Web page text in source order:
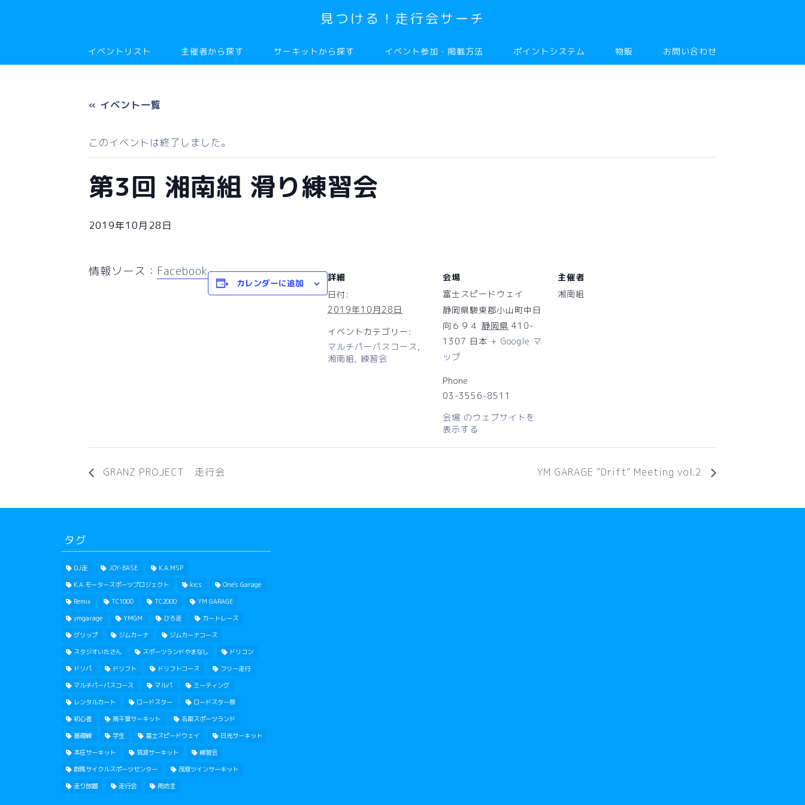
見つける！走行会サーチ
イベントリスト 主催者から探す サーキットから探す イベント参加・掲載方法 ポイントシステム 物販 お問い合わせ
« イベント一覧
このイベントは終了しました。
第3回 湘南組 滑り練習会
2019年10月28日
情報ソース： Facebook
カレンダーに追加
詳細
日付:
2019年10月28日
イベントカテゴリー:
マルチパーパスコース,
湘南組, 練習会
会場
富士スピードウェイ
静岡県駿東郡小山町中日
向６９４ 静岡県 410-
1307 日本 + Google マ
ップ
Phone
03-3556-8511
会場 のウェブサイトを
表示する
主催者
湘南組
GRANZ PROJECT 走行会 YM GARAGE “Drift” Meeting vol.2
タグ
DJ走 JOY-BASE
K.A.MSP
K.A.モータースポーツプロジェクト
kics
One's Garage
Remix
TC1000 TC2000
YM GARAGE
ymgarage
YMGM ひろ走
カートレース
グリップ
ジムカーナ
ジムカーナコース
スタジオいたさん
スポーツランドやまなし
ドリコン
ドリパ
ドリフト ドリフトコース
フリー走行
マルチパーパスコース
マルパ
ミーティング
レンタルカート
ロードスター
ロードスター祭
初心者
南千葉サーキット
名阪スポーツランド
基礎練
学生 富士スピードウェイ
日光サーキット
本庄サーキット
筑波サーキット
練習会
群馬サイクルスポーツセンター
茂原ツインサーキット
走り放題
走行会 雨坊主